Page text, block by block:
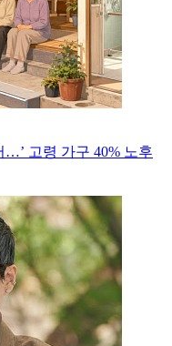
…’ 고령 가구 40% 노후